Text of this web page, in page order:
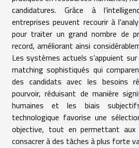
candidatures. Grâce à
entreprises peuvent recourir à
pour traiter un grand nombre de
record, améliorant ainsi
Les systèmes actuels s’appuient
matching sophistiqués qui
des candidats avec les besoins
pourvoir, réduisant de manière
humaines et les biais
technologique favorise une
objective, tout en permettant aux
consacrer à des tâches à plus forte